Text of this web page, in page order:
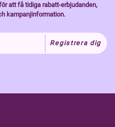
att få tidiga rabatt-erbjudanden,
kampanjinformation.
Registrera dig